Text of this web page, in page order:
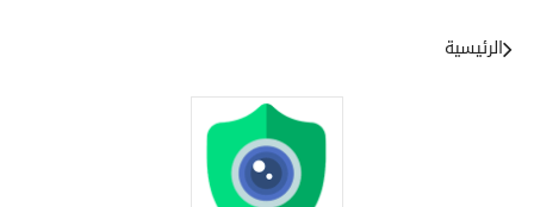
الرئيسية